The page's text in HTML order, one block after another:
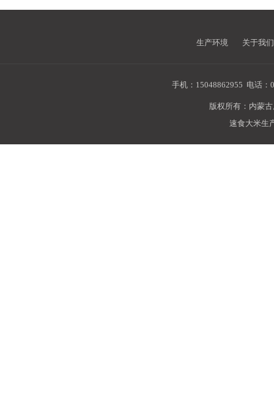
生产环境 关于我们
手机：15048862955 电话：
版权所有：内蒙
速食大米生